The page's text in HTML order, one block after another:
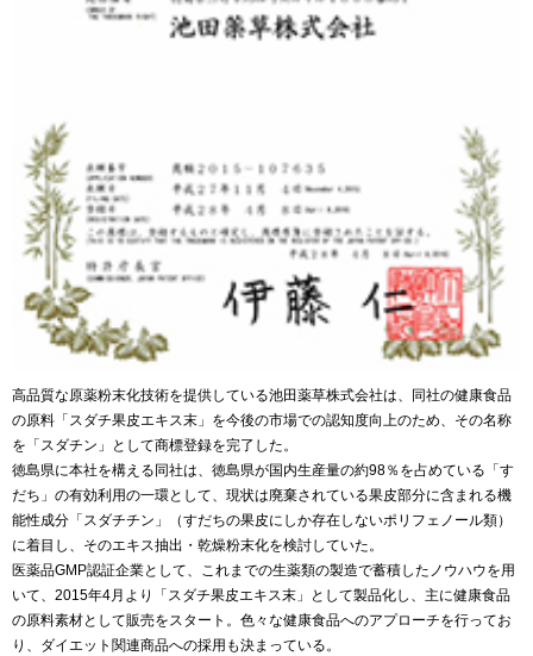
高品質な原薬粉末化技術を提供している池田薬草株式会社は、同社の健康食品
の原料「スダチ果皮エキス末」を今後の市場での認知度向上のため、その名称
を「スダチン」として商標登録を完了した。
徳島県に本社を構える同社は、徳島県が国内生産量の約98％を占めている「す
だち」の有効利用の一環として、現状は廃棄されている果皮部分に含まれる機
能性成分「スダチチン」（すだちの果皮にしか存在しないポリフェノール類）
に着目し、そのエキス抽出・乾燥粉末化を検討していた。
医薬品GMP認証企業として、これまでの生薬類の製造で蓄積したノウハウを用
いて、2015年4月より「スダチ果皮エキス末」として製品化し、主に健康食品
の原料素材として販売をスタート。色々な健康食品へのアプローチを行ってお
り、ダイエット関連商品への採用も決まっている。